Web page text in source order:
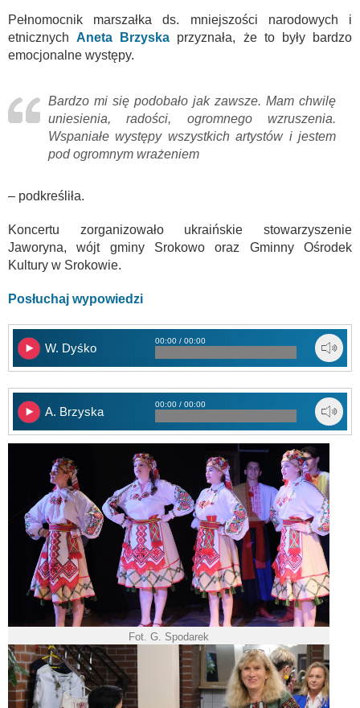
Pełnomocnik marszałka ds. mniejszości narodowych i
etnicznychAneta Brzyska przyznała, że to były bardzo
emocjonalne występy.
Bardzo mi się podobało jak zawsze. Mam chwilę
uniesienia, radości, ogromnego wzruszenia.
Wspaniałe występy wszystkich artystów i jestem
pod ogromnym wrażeniem
– podkreśliła.
Koncertu zorganizowało ukraińskie stowarzyszenie
Jaworyna, wójt gminy Srokowo oraz Gminny Ośrodek
Kultury w Srokowie.
Posłuchaj wypowiedzi
W. Dyśko
00:00 / 00:00
A. Brzyska
00:00 / 00:00
Fot. G. Spodarek